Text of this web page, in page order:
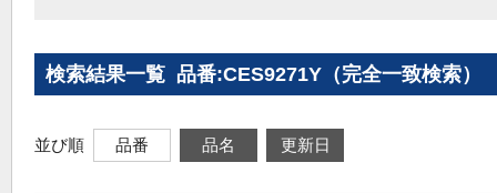
検索結果一覧 品番:CES9271Y（完全一致検索）
並び順 品番 品名 更新日